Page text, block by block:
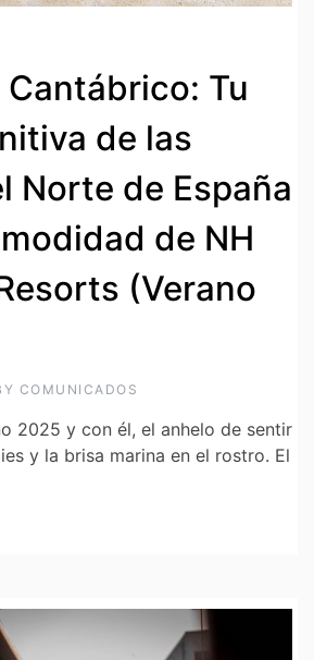
Cantábrico: Tu
de las
Norte de España
de NH
(Verano
COMUNICADOS
2025 y con él, el anhelo de sentir
y la brisa marina en el rostro. El